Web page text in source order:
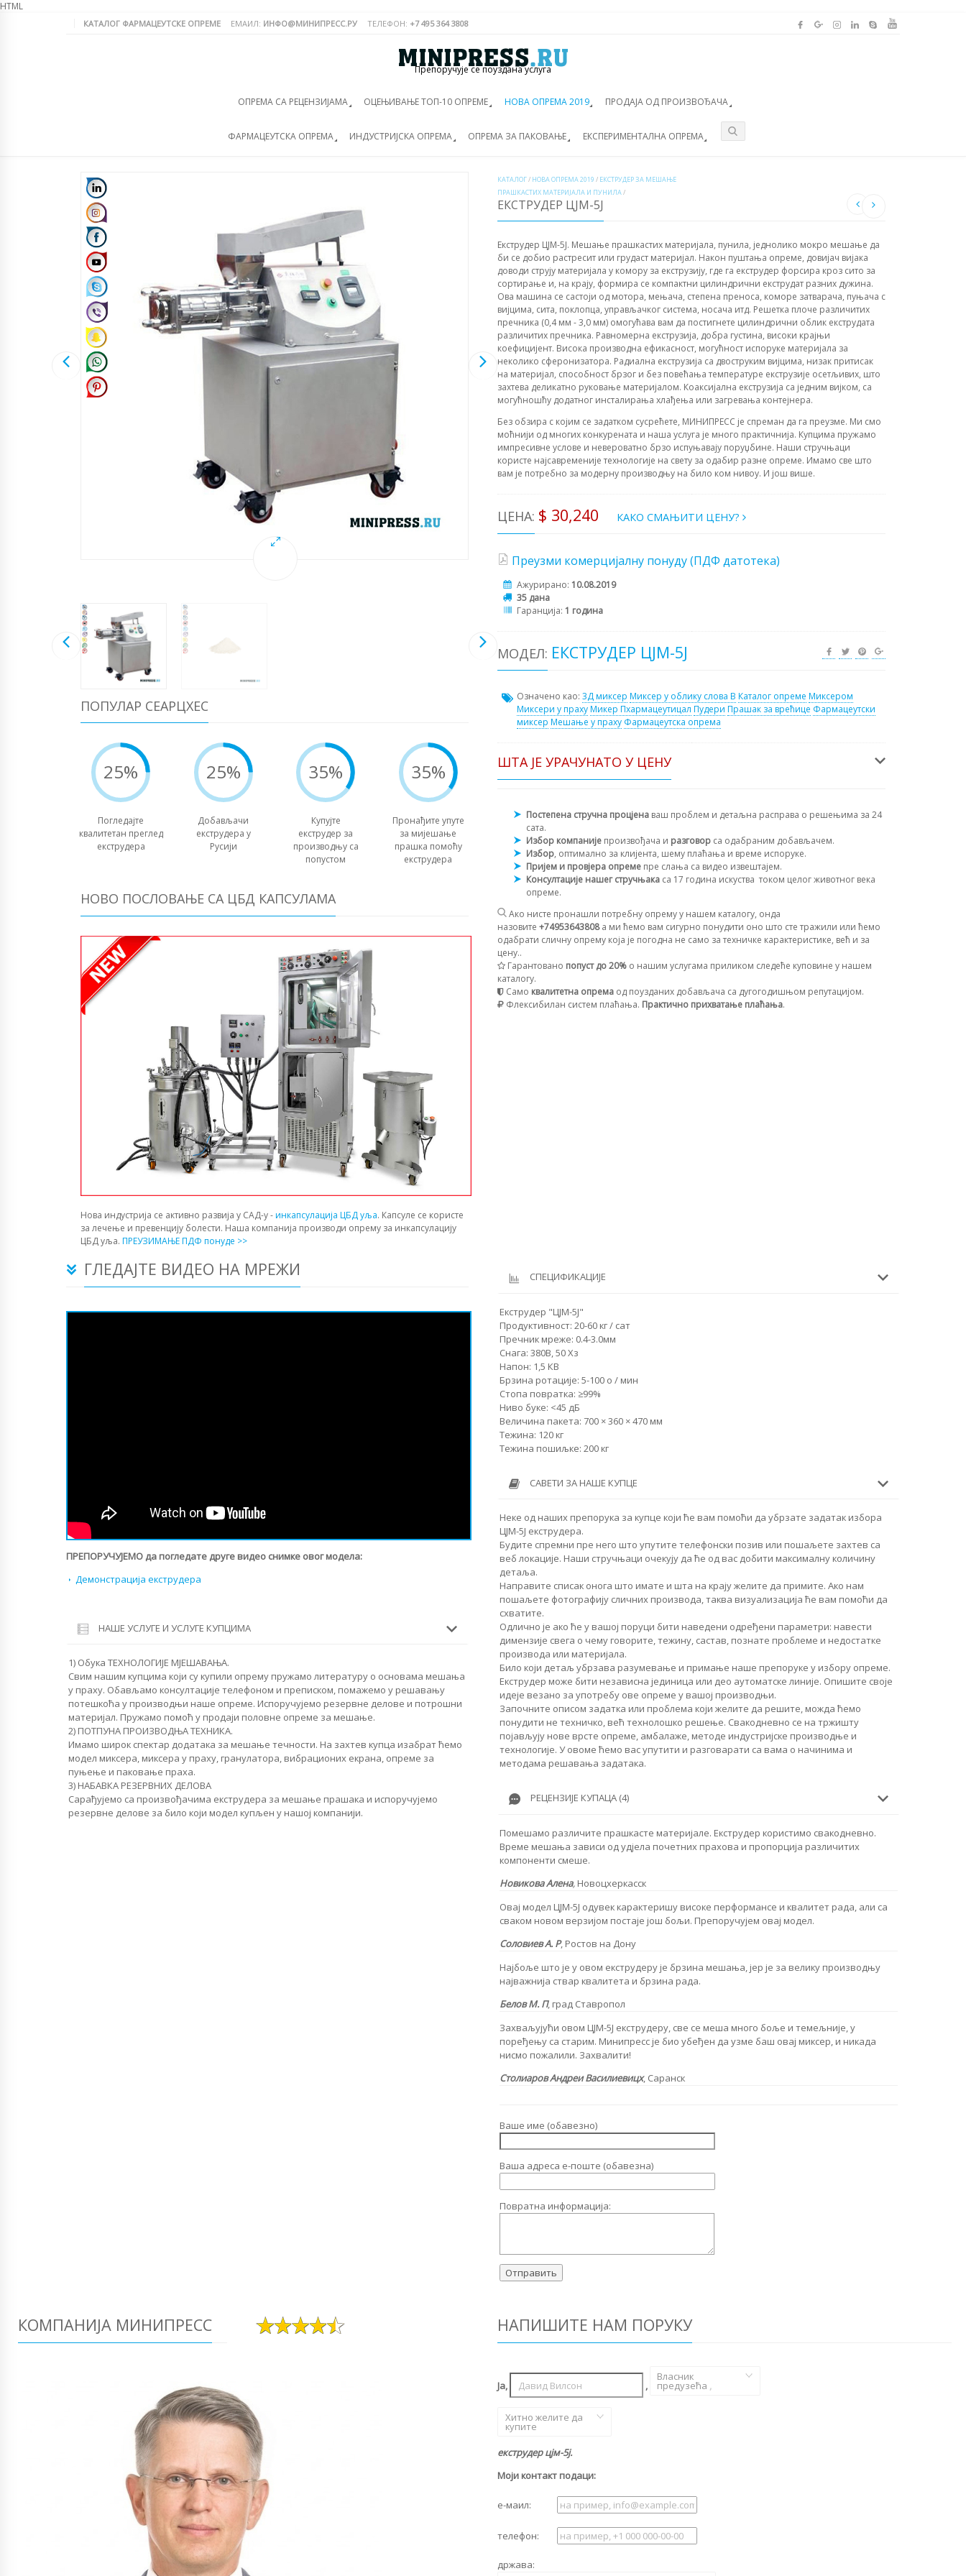
HTML
КАТАЛОГ ФАРМАЦЕУТСКЕ ОПРЕМЕ ЕМАИЛ: ИНФО@МИНИПРЕСС.РУ ТЕЛЕФОН: +7 495 364 3808
Препоручује се поуздана услуга
ОПРЕМА СА РЕЦЕНЗИЈАМА ОЦЕЊИВАЊЕ ТОП-10 ОПРЕМЕ НОВА ОПРЕМА 2019 ПРОДАЈА ОД ПРОИЗВОЂАЧА
ФАРМАЦЕУТСКА ОПРЕМА ИНДУСТРИЈСКА ОПРЕМА ОПРЕМА ЗА ПАКОВАЊЕ ЕКСПЕРИМЕНТАЛНА ОПРЕМА
ПОПУЛАР СЕАРЦХЕС
25%
Погледајте
квалитетан преглед
екструдера
25%
Добављачи
екструдера у
Русији
35%
Купујте
екструдер за
производњу са
попустом
35%
Пронађите упуте
за мијешање
прашка помоћу
екструдера
НОВО ПОСЛОВАЊЕ СА ЦБД КАПСУЛАМА
Нова индустрија се активно развија у САД-у -инкапсулација ЦБД уља. Капсуле се користе
за лечење и превенцију болести. Наша компанија производи опрему за инкапсулацију
ЦБД уља. ПРЕУЗИМАЊЕ ПДФ понуде >>
КАТАЛОГ/ НОВА ОПРЕМА 2019 / ЕКСТРУДЕР ЗА МЕШАЊЕ
ПРАШКАСТИХ МАТЕРИЈАЛА И ПУНИЛА/
ЕКСТРУДЕР ЦЈМ-5Ј
Екструдер ЦЈМ-5Ј. Мешање прашкастих материјала, пунила, једнолико мокро мешање да
би се добио растресит или грудаст материјал. Након пуштања опреме, довијач вијака
доводи струју материјала у комору за екструзију, где га екструдер форсира кроз сито за
сортирање и, на крају, формира се компактни цилиндрични екструдат разних дужина.
Ова машина се састоји од мотора, мењача, степена преноса, коморе затварача, пуњача с
вијцима, сита, поклопца, управљачког система, носача итд. Решетка плоче различитих
пречника (0,4 мм - 3,0 мм) омогућава вам да постигнете цилиндрични облик екструдата
различитих пречника. Равномерна екструзија, добра густина, високи крајњи
коефицијент. Висока производна ефикасност, могућност испоруке материјала за
неколико сферонизатора. Радиална екструзија са двоструким вијцима, низак притисак
на материјал, способност брзог и без повећања температуре екструзије осетљивих, што
захтева деликатно руковање материјалом. Коаксијална екструзија са једним вијком, са
могућношћу додатног инсталирања хлађења или загревања контејнера.
Без обзира с којим се задатком сусрећете, МИНИПРЕСС је спреман да га преузме. Ми смо
моћнији од многих конкурената и наша услуга је много практичнија. Купцима пружамо
импресивне услове и невероватно брзо испуњавају поруџбине. Наши стручњаци
користе најсавременије технологије на свету за одабир разне опреме. Имамо све што
вам је потребно за модерну производњу на било ком нивоу. И још више.
ЦЕНА: $ 30,240 КАКО СМАЊИТИ ЦЕНУ?
Преузми комерцијалну понуду (ПДФ датотека)
Ажурирано: 10.08.2019
35 дана
Гаранција: 1 година
МОДЕЛ: ЕКСТРУДЕР ЦЈМ-5Ј
Означено као: 3Д миксер Миксер у облику слова В Каталог опреме Миксером
Миксери у прахуМикер Пхармацеутицал Пудери Прашак за врећице Фармацеутски
миксер Мешање у праху Фармацеутска опрема
ШТА ЈЕ УРАЧУНАТО У ЦЕНУ
Постепена стручна процјена ваш проблем и детаљна расправа о решењима за 24
сата.
Избор компаније произвођача и разговор са одабраним добављачем.
Избор, оптимално за клијента, шему плаћања и време испоруке.
Пријем и провјера опреме пре слања са видео извештајем.
Консултације нашег стручњака са 17 година искуства током целог животног века
опреме.
Ако нисте пронашли потребну опрему у нашем каталогу, онда
назовите +74953643808а ми ћемо вам сигурно понудити оно што сте тражили или ћемо
одабрати сличну опрему која је погодна не само за техничке карактеристике, већ и за
цену..
Гарантовано попуст до 20% о нашим услугама приликом следеће куповине у нашем
каталогу.
Само квалитетна опрема од поузданих добављача са дугогодишњом репутацијом.
Флексибилан систем плаћања. Практично прихватање плаћања.
ГЛЕДАЈТЕ ВИДЕО НА МРЕЖИ
ПРЕПОРУЧУЈЕМО да погледате друге видео снимке овог модела:
Демонстрација екструдера
НАШЕ УСЛУГЕ И УСЛУГЕ КУПЦИМА
1) Обука ТЕХНОЛОГИЈЕ МЈЕШАВАЊА.
Свим нашим купцима који су купили опрему пружамо литературу о основама мешања
у праху. Обављамо консултације телефоном и преписком, помажемо у решавању
потешкоћа у производњи наше опреме. Испоручујемо резервне делове и потрошни
материјал. Пружамо помоћ у продаји половне опреме за мешање.
2) ПОТПУНА ПРОИЗВОДЊА ТЕХНИКА.
Имамо широк спектар додатака за мешање течности. На захтев купца изабрат ћемо
модел миксера, миксера у праху, гранулатора, вибрационих екрана, опреме за
пуњење и паковање праха.
3) НАБАВКА РЕЗЕРВНИХ ДЕЛОВА
Сарађујемо са произвођачима екструдера за мешање прашака и испоручујемо
резервне делове за било који модел купљен у нашој компанији.
СПЕЦИФИКАЦИЈЕ
Екструдер "ЦЈМ-5Ј"
Продуктивност: 20-60 кг / сат
Пречник мреже: 0.4-3.0мм
Снага: 380В, 50 Хз
Напон: 1,5 КВ
Брзина ротације: 5-100 о / мин
Стопа повратка: ≥99%
Ниво буке: <45 дБ
Величина пакета: 700 × 360 × 470 мм
Тежина: 120 кг
Тежина пошиљке: 200 кг
САВЕТИ ЗА НАШЕ КУПЦЕ
Неке од наших препорука за купце који ће вам помоћи да убрзате задатак избора
ЦЈМ-5Ј екструдера.
Будите спремни пре него што упутите телефонски позив или пошаљете захтев са
веб локације. Наши стручњаци очекују да ће од вас добити максималну количину
детаља.
Направите списак онога што имате и шта на крају желите да примите. Ако нам
пошаљете фотографију сличних производа, таква визуализација ће вам помоћи да
схватите.
Одлично је ако ће у вашој поруци бити наведени одређени параметри: навести
димензије свега о чему говорите, тежину, састав, познате проблеме и недостатке
производа или материјала.
Било који детаљ убрзава разумевање и примање наше препоруке у избору опреме.
Екструдер може бити независна јединица или део аутоматске линије. Опишите своје
идеје везано за употребу ове опреме у вашој производњи.
Започните описом задатка или проблема који желите да решите, можда ћемо
понудити не техничко, већ технолошко решење. Свакодневно се на тржишту
појављују нове врсте опреме, амбалаже, методе индустријске производње и
технологије. У овоме ћемо вас упутити и разговарати са вама о начинима и
методама решавања задатака.
РЕЦЕНЗИЈЕ КУПАЦА (4)
Помешамо различите прашкасте материјале. Екструдер користимо свакодневно.
Време мешања зависи од удјела почетних прахова и пропорција различитих
компоненти смеше.
Новикова Алена, Новоцхеркасск
Овај модел ЦЈМ-5Ј одувек карактеришу високе перформансе и квалитет рада, али са
сваком новом верзијом постаје још бољи. Препоручујем овај модел.
Соловиев А. Р, Ростов на Дону
Најбоље што је у овом екструдеру је брзина мешања, јер је за велику производњу
најважнија ствар квалитета и брзина рада.
Белов М. П, град Ставропол
Захваљујући овом ЦЈМ-5Ј екструдеру, све се меша много боље и темељније, у
поређењу са старим. Минипресс је био убеђен да узме баш овај миксер, и никада
нисмо пожалили. Захвалити!
Столиаров Андреи Василиевицх, Саранск
Ваше име (обавезно)
Ваша адреса е-поште (обавезна)
Повратна информација:
КОМПАНИЈА МИНИПРЕСС НАПИШИТЕ НАМ ПОРУКУ
Ја, ,
Власник
предузећа
Хитно желите да
купите
екструдер цјм-5ј.
Моји контакт подаци:
е-маил:
телефон:
држава: